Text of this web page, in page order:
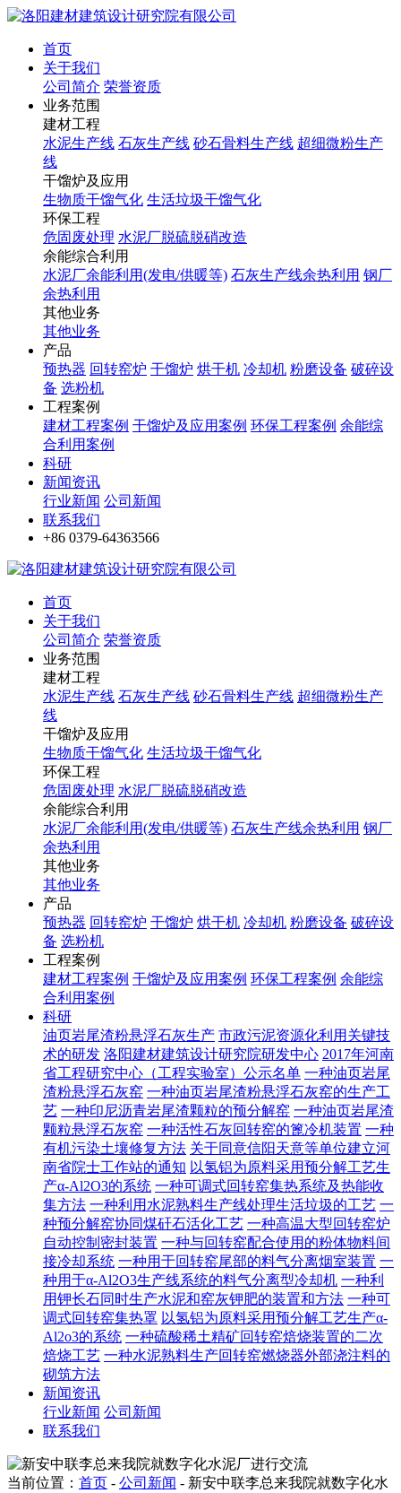
首页
关于我们
公司简介 荣誉资质
业务范围
建材工程
水泥生产线 石灰生产线 砂石骨料生产线 超细微粉生产
线
干馏炉及应用
生物质干馏气化 生活垃圾干馏气化
环保工程
危固废处理 水泥厂脱硫脱硝改造
余能综合利用
水泥厂余能利用(发电/供暖等) 石灰生产线余热利用 钢厂
余热利用
其他业务
其他业务
产品
预热器 回转窑炉 干馏炉 烘干机 冷却机 粉磨设备 破碎设
备 选粉机
工程案例
建材工程案例 干馏炉及应用案例 环保工程案例 余能综
合利用案例
科研
新闻资讯
行业新闻 公司新闻
联系我们
+86 0379-64363566
首页
关于我们
公司简介 荣誉资质
业务范围
建材工程
水泥生产线 石灰生产线 砂石骨料生产线 超细微粉生产
线
干馏炉及应用
生物质干馏气化 生活垃圾干馏气化
环保工程
危固废处理 水泥厂脱硫脱硝改造
余能综合利用
水泥厂余能利用(发电/供暖等) 石灰生产线余热利用 钢厂
余热利用
其他业务
其他业务
产品
预热器 回转窑炉 干馏炉 烘干机 冷却机 粉磨设备 破碎设
备 选粉机
工程案例
建材工程案例 干馏炉及应用案例 环保工程案例 余能综
合利用案例
科研
油页岩尾渣粉悬浮石灰生产 市政污泥资源化利用关键技
术的研发 洛阳建材建筑设计研究院研发中心 2017年河南
省工程研究中心（工程实验室）公示名单 一种油页岩尾
渣粉悬浮石灰窑 一种油页岩尾渣粉悬浮石灰窑的生产工
艺 一种印尼沥青岩尾渣颗粒的预分解窑 一种油页岩尾渣
颗粒悬浮石灰窑 一种活性石灰回转窑的篦冷机装置 一种
有机污染土壤修复方法 关于同意信阳天意等单位建立河
南省院士工作站的通知 以氢铝为原料采用预分解工艺生
产α-Al2O3的系统 一种可调式回转窑集热系统及热能收
集方法 一种利用水泥熟料生产线处理生活垃圾的工艺 一
种预分解窑协同煤矸石活化工艺 一种高温大型回转窑炉
自动控制密封装置 一种与回转窑配合使用的粉体物料间
接冷却系统 一种用于回转窑尾部的料气分离烟室装置 一
种用于α-Al2O3生产线系统的料气分离型冷却机 一种利
用钾长石同时生产水泥和窑灰钾肥的装置和方法 一种可
调式回转窑集热罩 以氢铝为原料采用预分解工艺生产α-
Al2o3的系统 一种硫酸稀土精矿回转窑焙烧装置的二次
焙烧工艺 一种水泥熟料生产回转窑燃烧器外部浇注料的
砌筑方法
新闻资讯
行业新闻 公司新闻
联系我们
当前位置： 首页 - 公司新闻 - 新安中联李总来我院就数字化水